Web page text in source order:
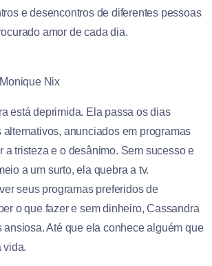
e desencontros de diferentes pessoas
amor de cada dia.
Nix
está deprimida. Ela passa os dias
alternativos, anunciados em programas
a tristeza e o desânimo. Sem sucesso e
a um surto, ela quebra a tv.
seus programas preferidos de
o que fazer e sem dinheiro, Cassandra
ansiosa. Até que ela conhece alguém que
vida.